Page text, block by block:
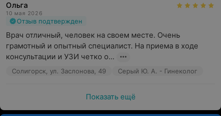
Ольга
10 мая 2026
Отзыв подтвержден
Врач отличный, человек на своем месте. Очень
грамотный и опытный специалист. На приема в ходе
консультации и УЗИ четко о...
Солигорск, ул. Заслонова, 49 Серый Ю. А. - Гинеколог
Показать ещё